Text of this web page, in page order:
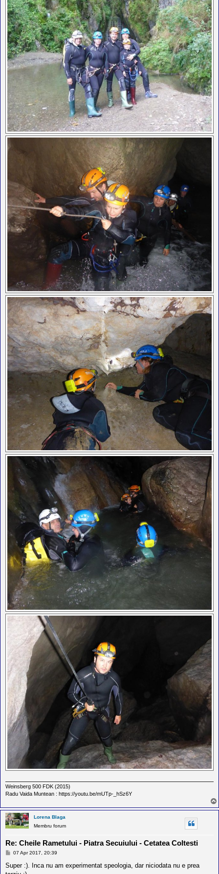
Weinsberg 500 FDK (2015)
Radu Vaida Muntean : https://youtu.be/mUTp-_hSz6Y
Lorena Blaga
Membru forum
Re: Cheile Rametului - Piatra Secuiului - Cetatea Coltesti
M
s
a
07 Apr 2017, 20:39
Super :). Inca nu am experimentat speologia, dar niciodata nu e prea